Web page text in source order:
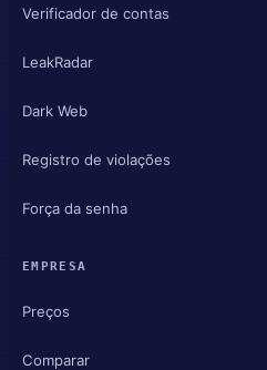
Verificador de contas
LeakRadar
Dark Web
Registro de violações
Força da senha
EMPRESA
Preços
Comparar